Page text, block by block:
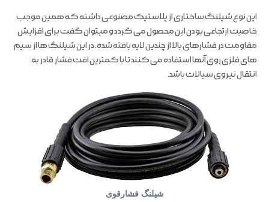
این نوع شیلنگ ساختاری از پلاستیک مصنوعی داشته که همین موجب
خاصیت ارتجاعی بودن این محصول می گردد و میتوان گفت برای افزایش
مقاومت در فشارهای بالا از چندین لایه بافته شده. در این شیلنگ ها از سیم
های فلزی روی آنها استفاده می کنند تا با کمترین افت فشار قادر به
انتقال نیروی سیالات باشد.
شیلنگ فشارقوی